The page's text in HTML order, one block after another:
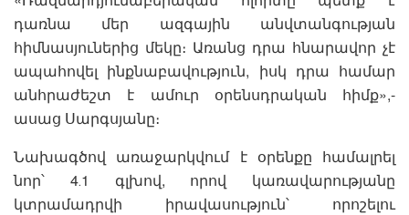
դառնա մեր ազգային անվտանգության
հիմնասյուներից մեկը։ Առանց դրա հնարավոր չէ
ապահովել ինքնաբավություն, իսկ դրա համար
անհրաժեշտ է ամուր օրենսդրական հիմք»,-
ասաց Սարգսյանը։
Նախագծով առաջարկվում է օրենքը համալրել
նոր՝ 4․1 գլխով, որով կառավարությանը
կտրամադրվի իրավասություն՝ որոշելու